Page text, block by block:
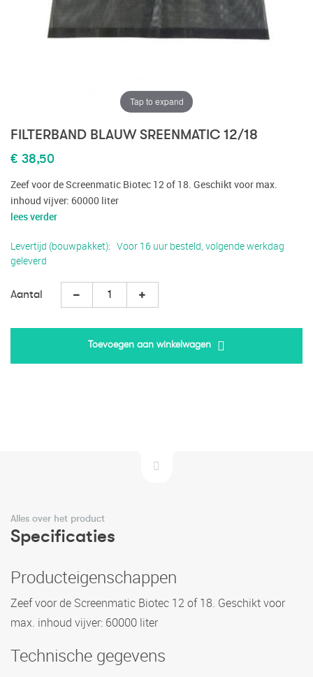
FILTERBAND BLAUW SREENMATIC 12/18
€ 38,50
Zeef voor de Screenmatic Biotec 12 of 18. Geschikt voor max.
inhoud vijver: 60000 liter
lees verder
Levertijd (bouwpakket)
Voor 16 uur besteld, volgende werkdag
geleverd
Aantal
Toevoegen aan winkelwagen
Tap to expand
Alles over het product
Specificaties
Producteigenschappen
Zeef voor de Screenmatic Biotec 12 of 18. Geschikt voor
max. inhoud vijver: 60000 liter
Technische gegevens